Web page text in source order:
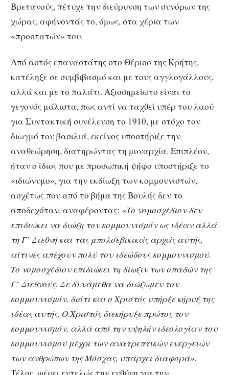
Βρετανούς, πέτυχε την διεύρυνση των συνόρων της
χώρας, αφήνοντάς το, όμως, στα χέρια των
«προστατών» του.
Από αστός επαναστάτης στο Θέρισο της Κρήτης,
κατέληξε σε συμβιβασμό και με τους αγγλογάλλους,
αλλά και με το παλάτι. Αξιοσημείωτο είναι το
γεγονός μάλιστα, πως αντί να ταχθεί υπέρ του λαού
για Συντακτική συνέλευση το 1910, με στόχο τον
διωγμό του βασιλιά, εκείνος υποστήριζε την
αναθεώρηση, διατηρώντας τη μοναρχία. Επιπλέον,
ήταν ο ίδιος που με προσωπική ψήφο υποστήριξε το
«ιδιώνυμο», για την εκδίωξη των κομμουνιστών,
ασχέτως που από το βήμα της Βουλής δεν το
αποδεχόταν, αναφέροντας: «Το νομοσχέδιον δεν
επιδιώκει να διώξη τον κομμουνισμόν ως ιδέαν αλλά
τη Γ’ Διεθνή και τας μπολσεβικικάς αρχάς αυτής,
αίτινες απέχουν πολύ του ιδεώδους κομμουνισμού.
Το νομοσχέδιον επιδιώκει τη δίωξιν των οπαδών της
Γ’ Διεθνούς. Δε δυνάμεθα να διώξωμεν τον
κομμουνισμόν, διότι και ο Χριστός υπήρξε κήρυξ της
ιδέας αυτής. Ο Χριστός διεκήρυξε πρώτος τον
κομμουνισμόν, αλλά από την υψηλήν ιδεολογίαν του
κομμουνισμού μέχρι των ανατρεπτικών ενεργειών
των ανθρώπων της Μόσχας, υπάρχει διαφορά».